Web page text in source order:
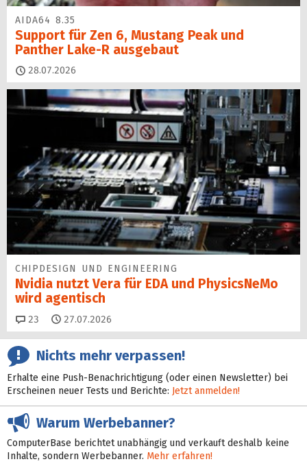
AIDA64 8.35
Support für Zen 6, Mustang Peak und
Panther Lake-R ausgebaut
28.07.2026
CHIPDESIGN UND ENGINEERING
Nvidia nutzt Vera für EDA und PhysicsNeMo
wird agentisch
23 Kommentare
27.07.2026
Nichts mehr verpassen!
Erhalte eine Push-Benachrichtigung (oder einen Newsletter) bei
Erscheinen neuer Tests und Berichte: Jetzt anmelden!
Warum Werbebanner?
ComputerBase berichtet unabhängig und verkauft deshalb keine
Inhalte, sondern Werbebanner. Mehr erfahren!